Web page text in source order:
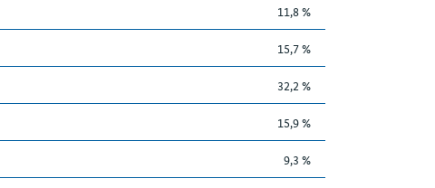
11,8 %
15,7 %
32,2 %
15,9 %
9,3 %